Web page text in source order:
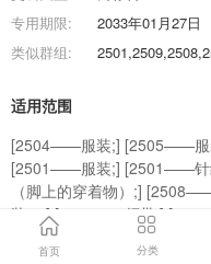
专用期限:
2033年01月27日
类似群组:
适用范围
[2504——服装;] [2505——
[2501——服装;] [2501——
（脚上的穿着物）;]
装）;] [2511——领带;]
商标效果图
首页 分类